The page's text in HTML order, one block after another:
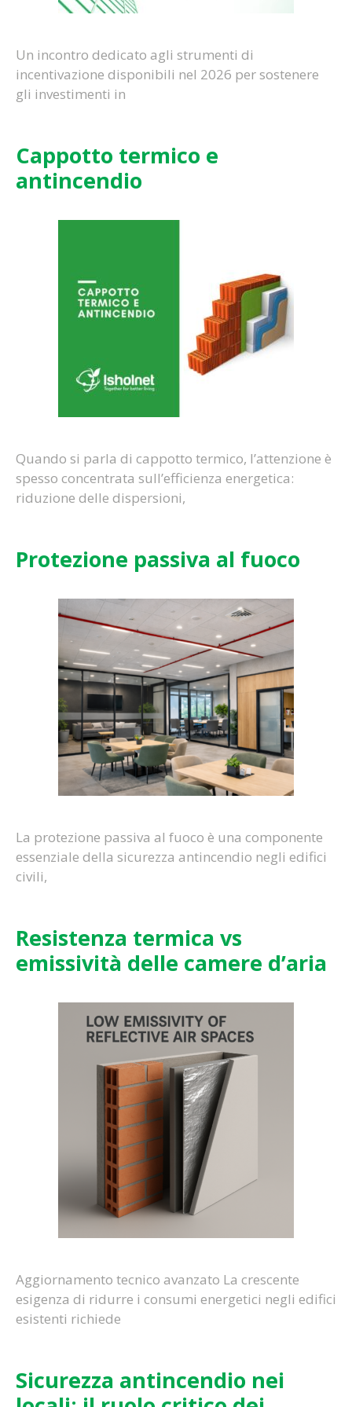
Un incontro dedicato agli strumenti di
incentivazione disponibili nel 2026 per sostenere
gli investimenti in
Cappotto termico e
antincendio
Quando si parla di cappotto termico, l’attenzione è
spesso concentrata sull’efficienza energetica:
riduzione delle dispersioni,
Protezione passiva al fuoco
La protezione passiva al fuoco è una componente
essenziale della sicurezza antincendio negli edifici
civili,
Resistenza termica vs
emissività delle camere d’aria
Aggiornamento tecnico avanzato La crescente
esigenza di ridurre i consumi energetici negli edifici
esistenti richiede
Sicurezza antincendio nei